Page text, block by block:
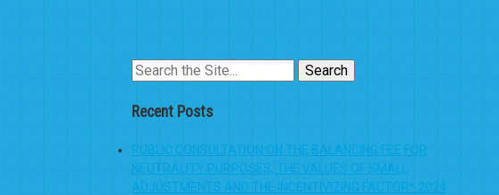
Search
for:
Recent Posts
PUBLIC CONSULTATION ON THE BALANCING FEE FOR
NEUTRALITY PURPOSES, THE VALUES OF SMALL
ADJUSTMENTS AND THE INCENTIVIZING FACTOR* 2024